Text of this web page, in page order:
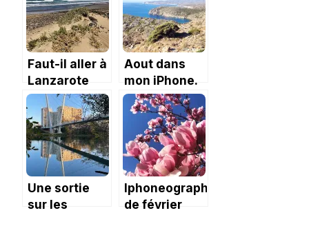
Reales
Faut-il aller à
Lanzarote
pour ses
plages ?
Aout dans
mon iPhone.
Une sortie
sur les
Iphoneography
de février